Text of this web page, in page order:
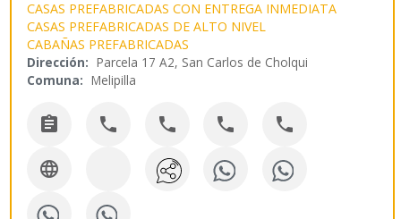
CASAS PREFABRICADAS CON ENTREGA INMEDIATA
CASAS PREFABRICADAS DE ALTO NIVEL
CABAÑAS PREFABRICADAS
Dirección: Parcela 17 A2, San Carlos de Cholqui
Comuna: Melipilla
    
